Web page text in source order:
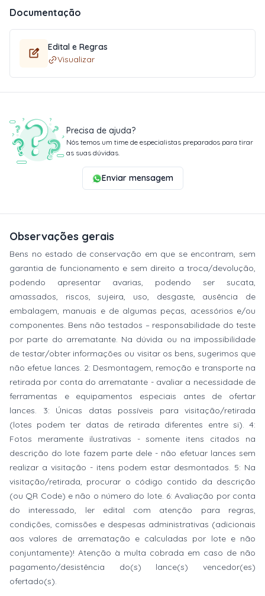
Documentação
Edital e Regras
Visualizar
Precisa de ajuda?
Nós temos um time de especialistas preparados para tirar
as suas dúvidas.
Enviar mensagem
Observações gerais
Bens no estado de conservação em que se encontram, sem
garantia de funcionamento e sem direito a troca/devolução,
podendo apresentar avarias, podendo ser sucata,
amassados, riscos, sujeira, uso, desgaste, ausência de
embalagem, manuais e de algumas peças, acessórios e/ou
componentes. Bens não testados – responsabilidade do teste
por parte do arrematante. Na dúvida ou na impossibilidade
de testar/obter informações ou visitar os bens, sugerimos que
não efetue lances. 2: Desmontagem, remoção e transporte na
retirada por conta do arrematante - avaliar a necessidade de
ferramentas e equipamentos especiais antes de ofertar
lances. 3: Únicas datas possíveis para visitação/retirada
(lotes podem ter datas de retirada diferentes entre si). 4:
Fotos meramente ilustrativas - somente itens citados na
descrição do lote fazem parte dele - não efetuar lances sem
realizar a visitação - itens podem estar desmontados. 5: Na
visitação/retirada, procurar o código contido da descrição
(ou QR Code) e não o número do lote. 6: Avaliação por conta
do interessado, ler edital com atenção para regras,
condições, comissões e despesas administrativas (adicionais
aos valores de arrematação e calculadas por lote e não
conjuntamente)! Atenção à multa cobrada em caso de não
pagamento/desistência do(s) lance(s) vencedor(es)
ofertado(s).